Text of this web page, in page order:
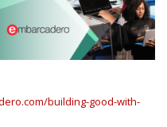
building-good-with-